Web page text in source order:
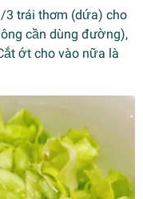
3 trái thơm (dứa) cho
cần dùng đường),
ớt cho vào nữa là